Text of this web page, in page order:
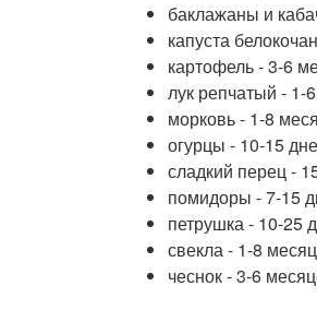
баклажаны и
капуста
картофель - 3-6
лук репчатый - 1-
морковь - 1-8
огурцы - 10-15
сладкий перец -
помидоры - 7-15
петрушка - 10-25
свекла - 1-8
чеснок - 3-6